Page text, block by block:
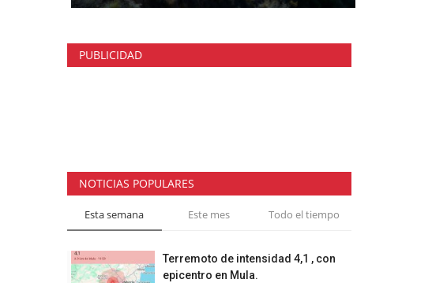
PUBLICIDAD
NOTICIAS POPULARES
Esta semana Este mes Todo el tiempo
Terremoto de intensidad 4,1 , con
epicentro en Mula.